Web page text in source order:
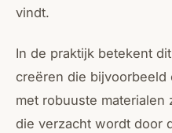
vindt.
In de praktijk betekent
creëren die
met robuuste materialen
die verzacht wordt door